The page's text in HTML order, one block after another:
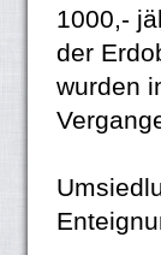
1000,-
der
wurden